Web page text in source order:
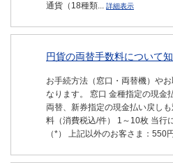
通貨（18種類... 詳細表示
円貨の両替手数料について知
お手続方法（窓口・両替機）や
なります。 窓口 金種指定の現金
両替、新券指定の現金払い戻し
料（消費税込/件） 1～10枚 当行
（*） 上記以外のお客さま：550